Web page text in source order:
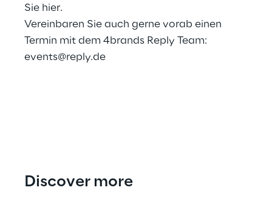
Sie hier.
Vereinbaren Sie auch gerne vorab einen
Termin mit dem 4brands Reply Team:
events@reply.de
Discover more